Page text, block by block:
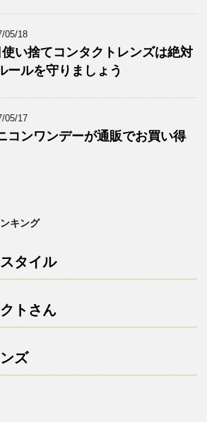
05/18
使い捨てコンタクトレンズは絶対
ールを守りましょう
05/17
コンワンデーが通販でお買い得
キング
タイル
トさん
ズ